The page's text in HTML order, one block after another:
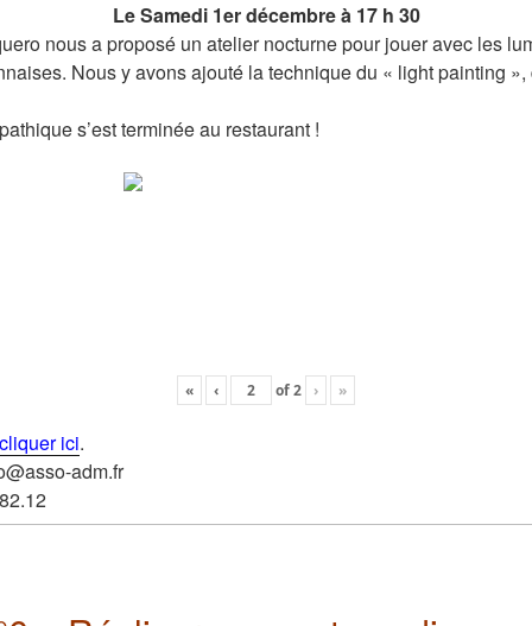
Le Samedi 1er décembre à 17 h 30
nous a proposé un atelier nocturne pour jouer avec les
Nous y avons ajouté la technique du « light painting
s’est terminée au restaurant !
« ‹ of2 › »
cliquer ici.
adm.fr